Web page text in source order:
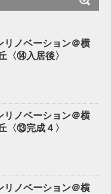
ノベーション＠横
〈⑭入居後〉
ノベーション＠横
〈⑬完成４〉
ノベーション＠横